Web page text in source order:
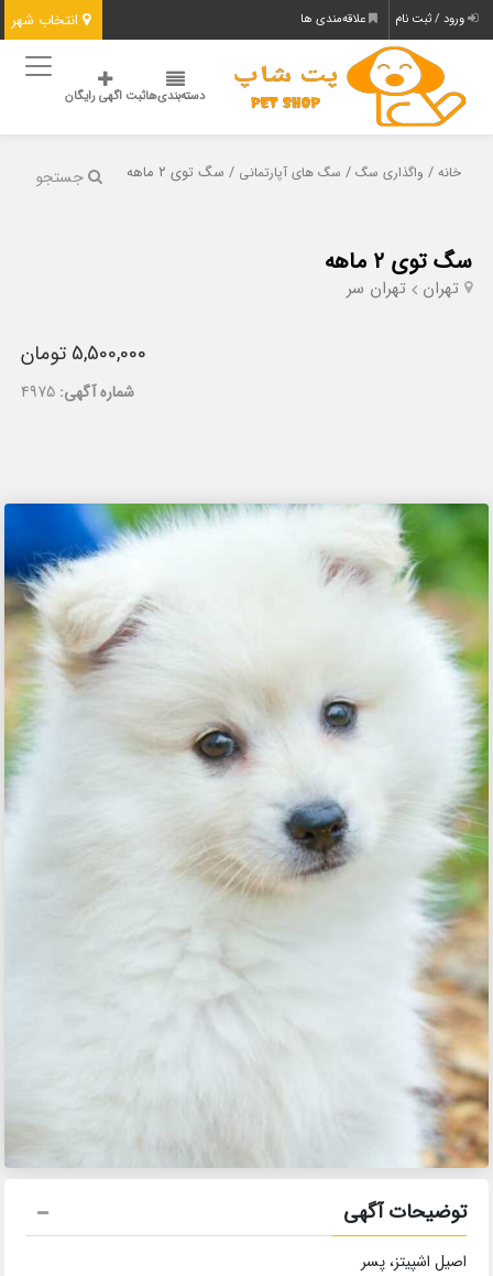
انتخاب شهر ورود / ثبت نام علاقه‌مندی ها
دسته‌بندی‌هاثبت اگهی رایگان
جستجو خانه / واگذاری سگ / سگ های آپارتمانی / سگ توی ۲ ماهه
سگ توی ۲ ماهه
تهران تهران سر
5,500,000 تومان
شماره آگهی: 4975
توضیحات آگهی
اصیل اشپیتز، پسر